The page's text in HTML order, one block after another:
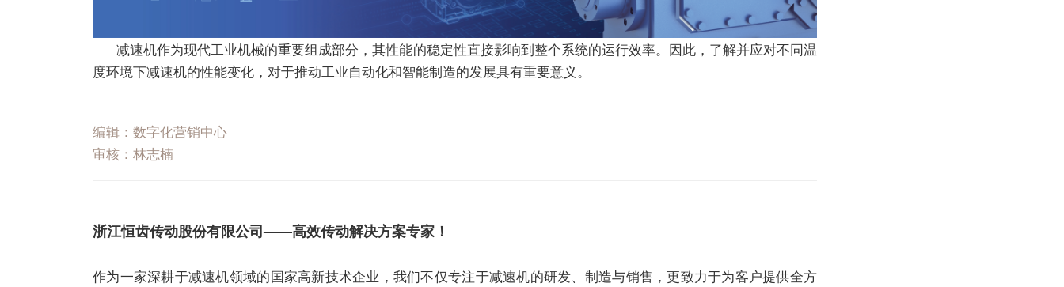
减速机作为现代工业机械的重要组成部分，其性能的稳定性直接影响到整个系统的运行效率。因此，了解并应对不同温
度环境下减速机的性能变化，对于推动工业自动化和智能制造的发展具有重要意义。
编辑：数字化营销中心
审核：林志楠
浙江恒齿传动股份有限公司——高效传动解决方案专家！
作为一家深耕于减速机领域的国家高新技术企业，我们不仅专注于减速机的研发、制造与销售，更致力于为客户提供全方